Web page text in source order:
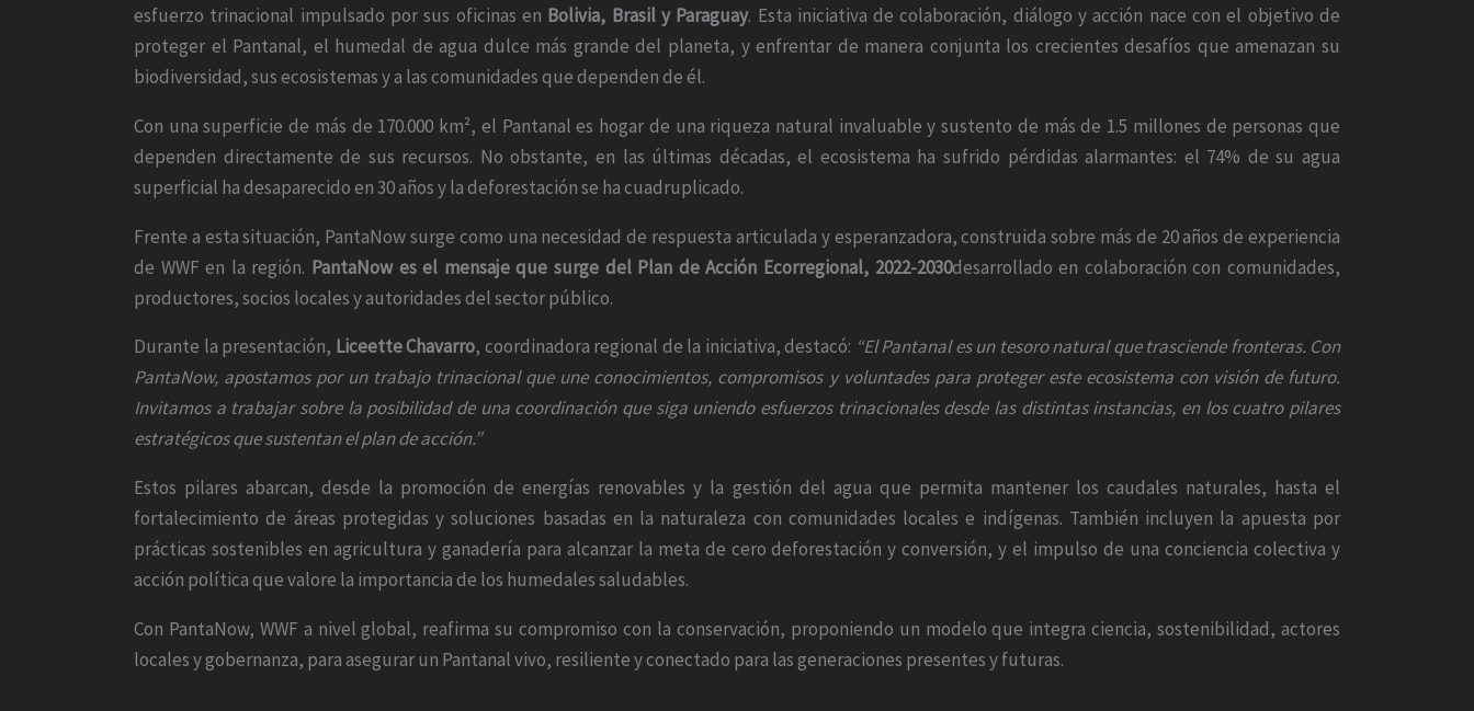
esfuerzo trinacional impulsado por sus oficinas en Bolivia, Brasil y Paraguay. Esta iniciativa de colaboración, diálogo y acción nace con el objetivo de
proteger el Pantanal, el humedal de agua dulce más grande del planeta, y enfrentar de manera conjunta los crecientes desafíos que amenazan su
biodiversidad, sus ecosistemas y a las comunidades que dependen de él.
Con una superficie de más de 170.000 km², el Pantanal es hogar de una riqueza natural invaluable y sustento de más de 1.5 millones de personas que
dependen directamente de sus recursos. No obstante, en las últimas décadas, el ecosistema ha sufrido pérdidas alarmantes: el 74% de su agua
superficial ha desaparecido en 30 años y la deforestación se ha cuadruplicado.
Frente a esta situación, PantaNow surge como una necesidad de respuesta articulada y esperanzadora, construida sobre más de 20 años de experiencia
de WWF en la región. PantaNow es el mensaje que surge del Plan de Acción Ecorregional, 2022-2030desarrollado en colaboración con comunidades,
productores, socios locales y autoridades del sector público.
Durante la presentación, Liceette Chavarro, coordinadora regional de la iniciativa, destacó: “El Pantanal es un tesoro natural que trasciende fronteras. Con
PantaNow, apostamos por un trabajo trinacional que une conocimientos, compromisos y voluntades para proteger este ecosistema con visión de futuro.
Invitamos a trabajar sobre la posibilidad de una coordinación que siga uniendo esfuerzos trinacionales desde las distintas instancias, en los cuatro pilares
estratégicos que sustentan el plan de acción.”
Estos pilares abarcan, desde la promoción de energías renovables y la gestión del agua que permita mantener los caudales naturales, hasta el
fortalecimiento de áreas protegidas y soluciones basadas en la naturaleza con comunidades locales e indígenas. También incluyen la apuesta por
prácticas sostenibles en agricultura y ganadería para alcanzar la meta de cero deforestación y conversión, y el impulso de una conciencia colectiva y
acción política que valore la importancia de los humedales saludables.
Con PantaNow, WWF a nivel global, reafirma su compromiso con la conservación, proponiendo un modelo que integra ciencia, sostenibilidad, actores
locales y gobernanza, para asegurar un Pantanal vivo, resiliente y conectado para las generaciones presentes y futuras.